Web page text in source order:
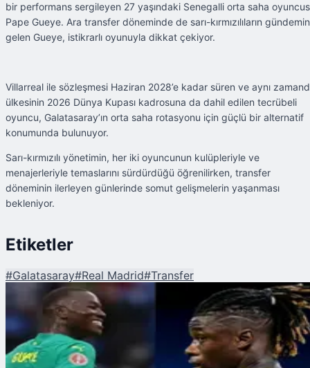
bir performans sergileyen 27 yaşındaki Senegalli orta saha
Pape Gueye. Ara transfer döneminde de sarı-kırmızılıların
gelen Gueye, istikrarlı oyunuyla dikkat çekiyor.
Villarreal ile sözleşmesi Haziran 2028’e kadar süren ve aynı
ülkesinin 2026 Dünya Kupası kadrosuna da dahil edilen tecrübeli
oyuncu, Galatasaray’ın orta saha rotasyonu için güçlü bir alternatif
konumunda bulunuyor.
Sarı-kırmızılı yönetimin, her iki oyuncunun kulüpleriyle ve
menajerleriyle temaslarını sürdürdüğü öğrenilirken, transfer
döneminin ilerleyen günlerinde somut gelişmelerin yaşanması
bekleniyor.
Etiketler
#Galatasaray#Real Madrid#Transfer